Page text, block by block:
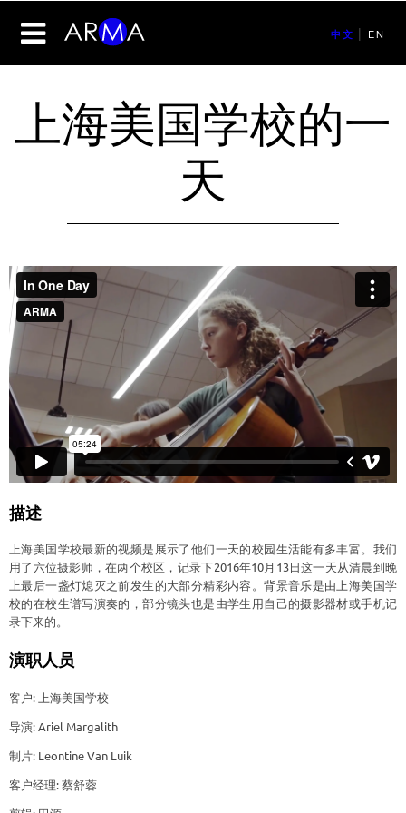
中文 | EN
上海美国学校的一
天
描述
上海美国学校最新的视频是展示了他们一天的校园生活能有多丰富。我们
用了六位摄影师，在两个校区，记录下2016年10月13日这一天从清晨到晚
上最后一盏灯熄灭之前发生的大部分精彩内容。背景音乐是由上海美国学
校的在校生谱写演奏的，部分镜头也是由学生用自己的摄影器材或手机记
录下来的。
演职人员
客户: 上海美国学校
导演: Ariel Margalith
制片: Leontine Van Luik
客户经理: 蔡舒蓉